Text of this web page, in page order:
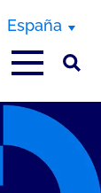
España